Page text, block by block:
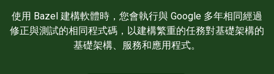
使用 Bazel 建構軟體時，您會執行與 Google 多年相同經過
修正與測試的相同程式碼，以建構繁重的任務對基礎架構的
基礎架構、服務和應用程式。